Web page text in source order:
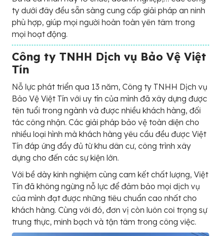
ty dưới đây đều sẵn sàng cung cấp giải pháp an ninh
phù hợp, giúp mọi người hoàn toàn yên tâm trong
mọi hoạt động.
Công ty TNHH Dịch vụ Bảo Vệ Việt
Tín
Nỗ lực phát triển qua 13 năm, Công ty TNHH Dịch vụ
Bảo Vệ Việt Tín với uy tín của mình đã xây dựng được
tên tuổi trong ngành và được nhiều khách hàng, đối
tác công nhận. Các giải pháp bảo vệ toàn diện cho
nhiều loại hình mà khách hàng yêu cầu đều được Việt
Tín đáp ứng đầy đủ từ khu dân cư, công trình xây
dựng cho đến các sự kiện lớn.
Với bề dày kinh nghiệm cùng cam kết chất lượng, Việt
Tín đã không ngừng nỗ lực để đảm bảo mọi dịch vụ
của mình đạt được những tiêu chuẩn cao nhất cho
khách hàng. Cùng với đó, đơn vị còn luôn coi trọng sự
trung thực, minh bạch và tận tâm trong công việc.